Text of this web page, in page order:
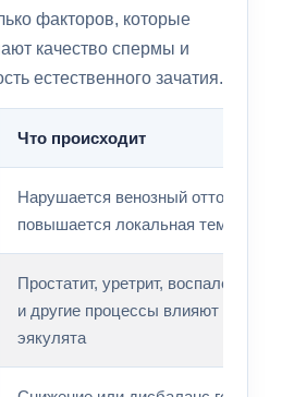
факторов, которые
качество спермы и
естественного зачатия.
Что происходит
Нарушается венозный отток от
повышается локальная
Простатит, уретрит, воспаление
и другие процессы влияют на
эякулята